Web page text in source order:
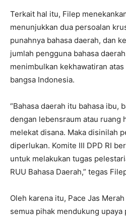
Terkait hal itu, Filep
menunjukkan dua persoalan
punahnya bahasa daerah, dan
jumlah pengguna bahasa
menimbulkan kekhawatiran
bangsa Indonesia.
“Bahasa daerah itu bahasa ibu,
dengan lebensraum atau ruang
melekat disana. Maka disinilah
diperlukan. Komite III DPD RI
untuk melakukan tugas
RUU Bahasa Daerah,” tegas
Oleh karena itu, Pace Jas
semua pihak mendukung upaya